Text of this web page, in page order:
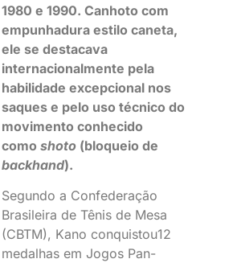
1980 e 1990. Canhoto com
empunhadura estilo caneta,
ele se destacava
internacionalmente pela
habilidade excepcional nos
saques e pelo uso técnico do
movimento conhecido
como shoto(bloqueio de
backhand).
Segundo a Confederação
Brasileira de Tênis de Mesa
(CBTM), Kano conquistou12
medalhas em Jogos Pan-